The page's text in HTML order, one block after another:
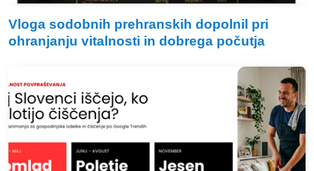
Vloga sodobnih prehranskih dopolnil pri
ohranjanju vitalnosti in dobrega počutja